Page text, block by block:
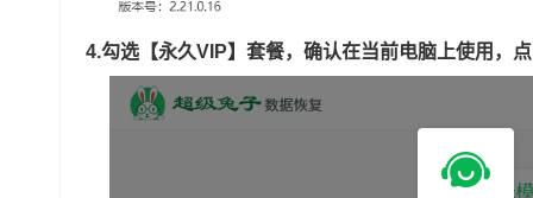
4.勾选【永久VIP】套餐，确认在当前电脑上使用，